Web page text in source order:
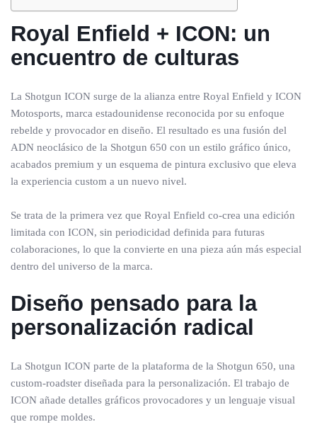
Royal Enfield + ICON: un
encuentro de culturas
La Shotgun ICON surge de la alianza entre Royal Enfield y ICON
Motosports, marca estadounidense reconocida por su enfoque
rebelde y provocador en diseño. El resultado es una fusión del
ADN neoclásico de la Shotgun 650 con un estilo gráfico único,
acabados premium y un esquema de pintura exclusivo que eleva
la experiencia custom a un nuevo nivel.
Se trata de la primera vez que Royal Enfield co-crea una edición
limitada con ICON, sin periodicidad definida para futuras
colaboraciones, lo que la convierte en una pieza aún más especial
dentro del universo de la marca.
Diseño pensado para la
personalización radical
La Shotgun ICON parte de la plataforma de la Shotgun 650, una
custom-roadster diseñada para la personalización. El trabajo de
ICON añade detalles gráficos provocadores y un lenguaje visual
que rompe moldes.